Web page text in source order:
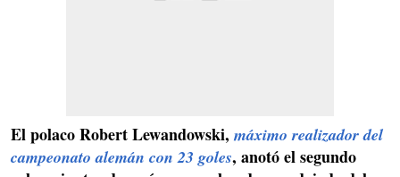
El polaco Robert Lewandowski, máximo realizador del
campeonato alemán con 23 goles, anotó el segundo